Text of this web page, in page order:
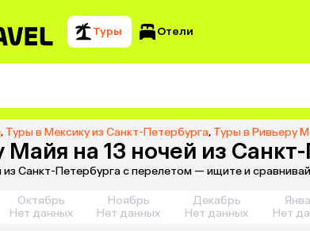
Туры Отели
, Туры в Мексику из Санкт-Петербурга, Туры в Ривьеру
Майя на 13 ночей из
из Санкт-Петербурга с перелетом — ищите и
Октябрь
Нет данных
Ноябрь
Нет данных
Декабрь
Нет данных
Нет